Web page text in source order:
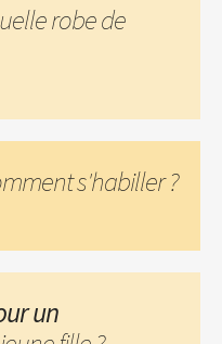
robe de
s'habiller ?
un